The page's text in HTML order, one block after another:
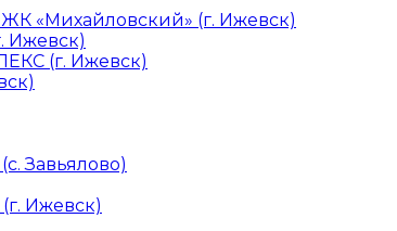
«Михайловский» (г. Ижевск)
Ижевск)
(г. Ижевск)
Завьялово)
Ижевск)